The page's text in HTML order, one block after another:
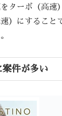
ターボ（高速
）にすること
案件が多い